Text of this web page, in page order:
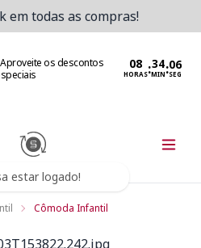
em todas as compras!
Aproveite os descontos
HORAS:MIN:SEG
estar logado!
Cômoda Infantil